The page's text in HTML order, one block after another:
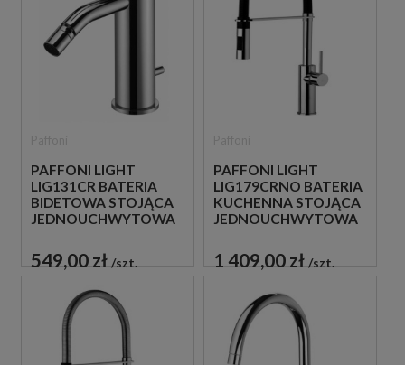
PAFFONI LIGHT
LIG131CR BATERIA
BIDETOWA STOJĄCA
JEDNOUCHWYTOWA
549,00 zł szt.
PAFFONI LIGHT
LIG179CRNO BATERIA
KUCHENNA STOJĄCA
JEDNOUCHWYTOWA
1 409,00 zł szt.